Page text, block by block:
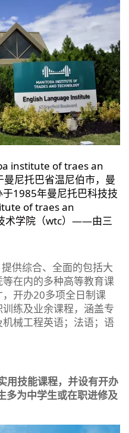
institute of traes an
尼托巴省温尼伯市，曼
1985年曼尼托巴科技技
of traes an
术学院（wtc）——由三
供综合、全面的包括大
在内的多种高等教育课
开办20多项全⽇制课
练及业余课程，涵盖专
械⼯程英语；法语；语
⽤技能课程，并设有开办
多为中学⽣或在职进修及